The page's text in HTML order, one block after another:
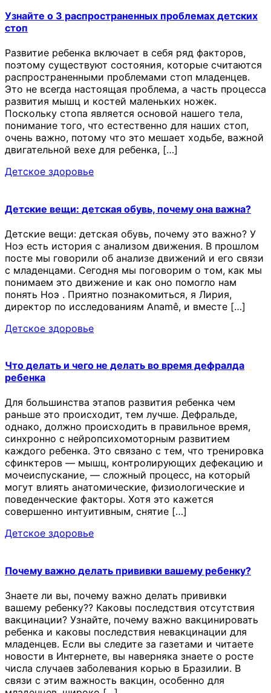
Узнайте о 3 распространенных проблемах детских
стоп
Развитие ребенка включает в себя ряд факторов,
поэтому существуют состояния, которые считаются
распространенными проблемами стоп младенцев.
Это не всегда настоящая проблема, а часть процесса
развития мышц и костей маленьких ножек.
Поскольку стопа является основой нашего тела,
понимание того, что естественно для наших стоп,
очень важно, потому что это мешает ходьбе, важной
двигательной вехе для ребенка, […]
Детское здоровье
Детские вещи: детская обувь, почему она важна?
Детские вещи: детская обувь, почему это важно? У
Ноэ есть история с анализом движения. В прошлом
посте мы говорили об анализе движений и его связи
с младенцами. Сегодня мы поговорим о том, как мы
понимаем это движение и как оно помогло нам
понять Ноэ . Приятно познакомиться, я Лирия,
директор по исследованиям Anamê, и вместе […]
Детское здоровье
Что делать и чего не делать во время дефралда
ребенка
Для большинства этапов развития ребенка чем
раньше это происходит, тем лучше. Дефральде,
однако, должно происходить в правильное время,
синхронно с нейропсихомоторным развитием
каждого ребенка. Это связано с тем, что тренировка
сфинктеров — мышц, контролирующих дефекацию и
мочеиспускание, — сложный процесс, на который
могут влиять анатомические, физиологические и
поведенческие факторы. Хотя это кажется
совершенно интуитивным, снятие […]
Детское здоровье
Почему важно делать прививки вашему ребенку?
Знаете ли вы, почему важно делать прививки
вашему ребенку?? Каковы последствия отсутствия
вакцинации? Узнайте, почему важно вакцинировать
ребенка и каковы последствия невакцинации для
младенцев. Если вы следите за газетами и читаете
новости в Интернете, вы наверняка знаете о росте
числа случаев заболевания корью в Бразилии. В
связи с этим важность вакцин, особенно для